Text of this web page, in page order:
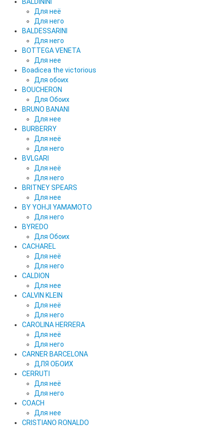
Для неё
Для него
BALDESSARINI
Для него
BOTTEGA VENETA
Для нее
Boadicea the victorious
Для обоих
BOUCHERON
Для Обоих
BRUNO BANANI
Для нее
BURBERRY
Для неё
Для него
BVLGARI
Для неё
Для него
BRITNEY SPEARS
Для нее
BY YOHJI YAMAMOTO
Для него
BYREDO
Для Обоих
CACHAREL
Для неё
Для него
CALDION
Для нее
CALVIN KLEIN
Для неё
Для него
CAROLINA HERRERA
Для неё
Для него
CARNER BARCELONA
ДЛЯ ОБОИХ
CERRUTI
Для неё
Для него
COACH
Для нее
CRISTIANO RONALDO